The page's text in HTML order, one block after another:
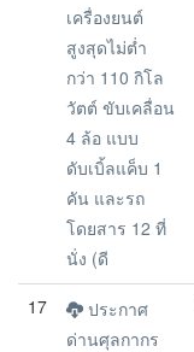
เครื่องยนต์
สูงสุดไม่ต่ำ
กว่า 110 กิโล
วัตต์ ขับเคลื่อน
4 ล้อ แบบ
ดับเบิ้ลแค็บ 1
คัน และรถ
โดยสาร 12 ที่
นั่ง (ดี
17
ประกาศ
ด่านศุลกากร